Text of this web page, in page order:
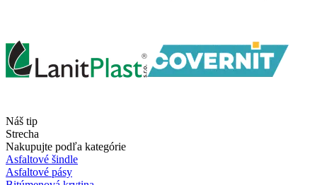
Náš tip
Strecha
Nakupujte podľa kategórie
Asfaltové šindle
Asfaltové pásy